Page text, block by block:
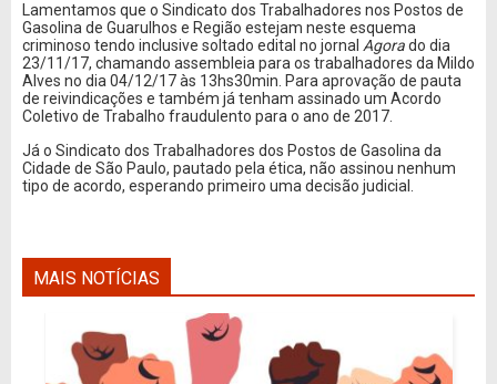
Lamentamos que o Sindicato dos Trabalhadores nos Postos de
Gasolina de Guarulhos e Região estejam neste esquema
criminoso tendo inclusive soltado edital no jornal Agorado dia
23/11/17, chamando assembleia para os trabalhadores da Mildo
Alves no dia 04/12/17 às 13hs30min. Para aprovação de pauta
de reivindicações e também já tenham assinado um Acordo
Coletivo de Trabalho fraudulento para o ano de 2017.
Já o Sindicato dos Trabalhadores dos Postos de Gasolina da
Cidade de São Paulo, pautado pela ética, não assinou nenhum
tipo de acordo, esperando primeiro uma decisão judicial.
MAIS NOTÍCIAS